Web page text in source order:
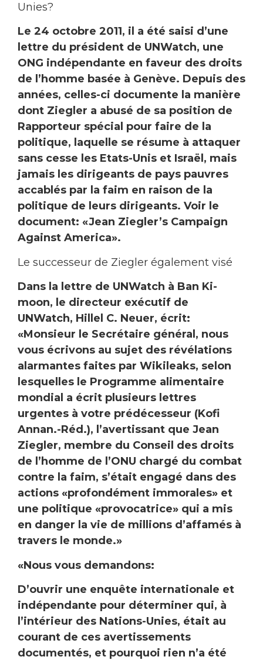
Unies?
Le 24 octobre 2011, il a été saisi d’une
lettre du président de UNWatch, une
ONG indépendante en faveur des droits
de l’homme basée à Genève. Depuis des
années, celles-ci documente la manière
dont Ziegler a abusé de sa position de
Rapporteur spécial pour faire de la
politique, laquelle se résume à attaquer
sans cesse les Etats-Unis et Israël, mais
jamais les dirigeants de pays pauvres
accablés par la faim en raison de la
politique de leurs dirigeants. Voir le
document: «Jean Ziegler’s Campaign
Against America».
Le successeur de Ziegler également visé
Dans la lettre de UNWatch à Ban Ki-
moon, le directeur exécutif de
UNWatch, Hillel C. Neuer, écrit:
«Monsieur le Secrétaire général, nous
vous écrivons au sujet des révélations
alarmantes faites par Wikileaks, selon
lesquelles le Programme alimentaire
mondial a écrit plusieurs lettres
urgentes à votre prédécesseur (Kofi
Annan.-Réd.), l’avertissant que Jean
Ziegler, membre du Conseil des droits
de l’homme de l’ONU chargé du combat
contre la faim, s’était engagé dans des
actions «profondément immorales» et
une politique «provocatrice» qui a mis
en danger la vie de millions d’affamés à
travers le monde.»
«Nous vous demandons:
D’ouvrir une enquête internationale et
indépendante pour déterminer qui, à
l’intérieur des Nations-Unies, était au
courant de ces avertissements
documentés, et pourquoi rien n’a été